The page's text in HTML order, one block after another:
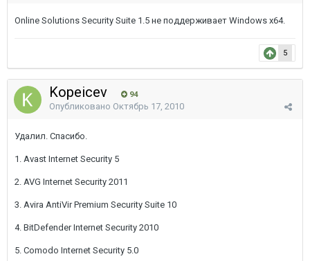
Online Solutions Security Suite 1.5 не поддерживает Windows x64.
5
Kopeicev 94
Опубликовано Октябрь 17, 2010
Удалил. Спасибо.
1. Avast Internet Security 5
2. AVG Internet Security 2011
3. Avira AntiVir Premium Security Suite 10
4. BitDefender Internet Security 2010
5. Comodo Internet Security 5.0